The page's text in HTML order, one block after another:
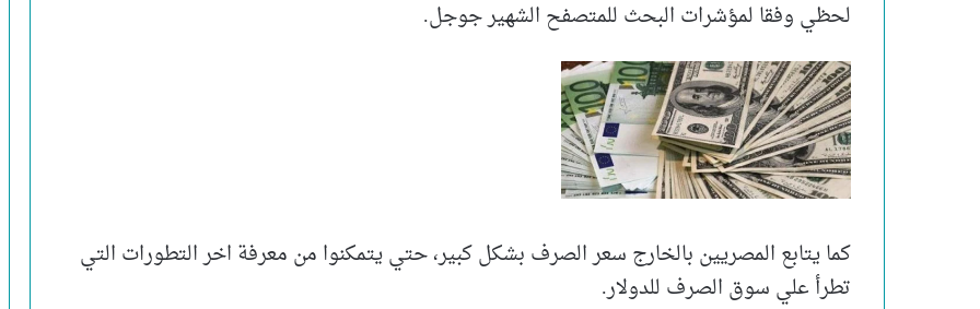
لحظي وفقا لمؤشرات البحث للمتصفح الشهير جوجل.
كما يتابع المصريين بالخارج سعر الصرف بشكل كبير، حتي يتمكنوا من معرفة اخر التطورات التي
تطرأ علي سوق الصرف للدولار.